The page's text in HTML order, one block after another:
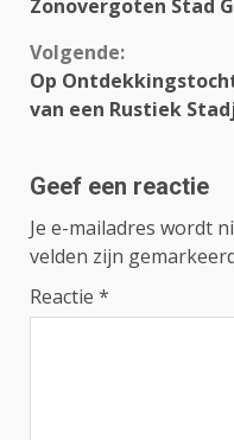
Zonovergoten Stad
Volgende:
Op
van een Rustiek
Geef een reactie
Je e-mailadres wordt
velden zijn
Reactie *